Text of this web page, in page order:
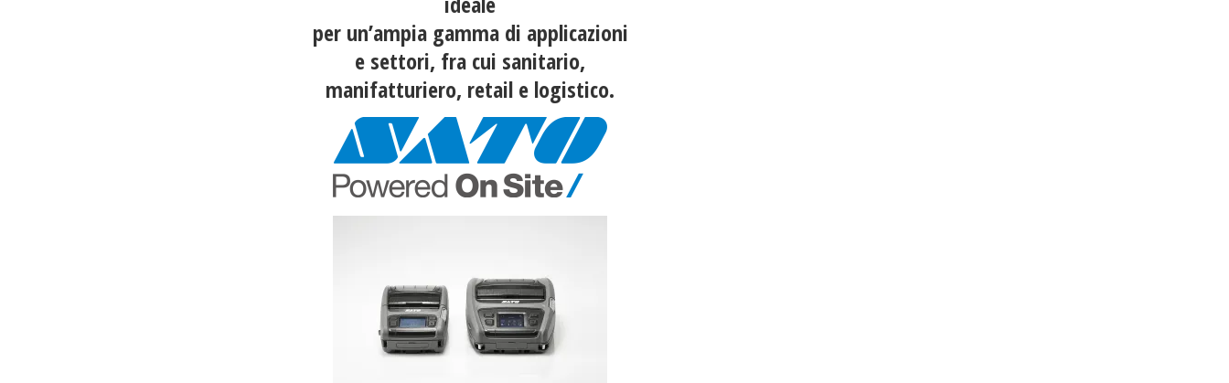
per un’ampia gamma di applicazioni
e settori, fra cui sanitario,
manifatturiero, retail e logistico.